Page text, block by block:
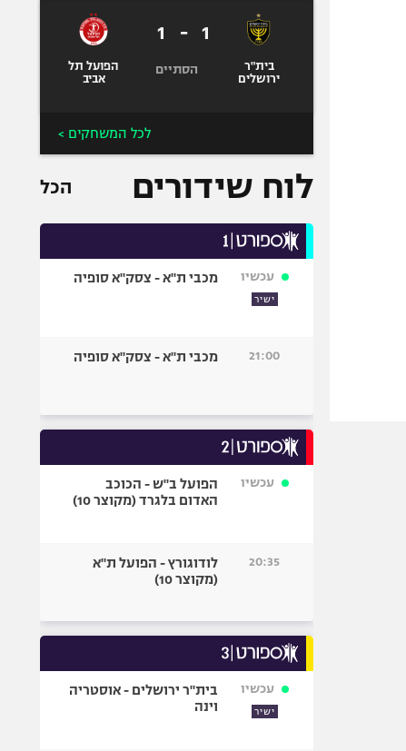
בית"ר
ירושלים
1
-
1
הסתיים
הפועל תל
אביב
לכל המשחקים >
לוח שידורים הכל
עכשיו
ישיר
מכבי ת"א - צסק"א סופיה
21:00 מכבי ת"א - צסק"א סופיה
עכשיו
הפועל ב"ש - הכוכב
האדום בלגרד (מקוצר 10)
20:35
לודוגורץ - הפועל ת"א
(מקוצר 10)
עכשיו
ישיר
בית"ר ירושלים - אוסטריה
וינה